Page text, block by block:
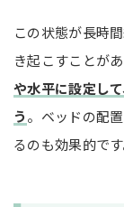
この状態が長時
き起こすことが
や水平に設定し
う。ベッドの配
るのも効果的です